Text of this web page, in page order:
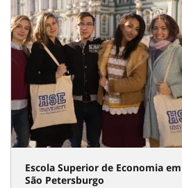
Escola Superior de Economia em
São Petersburgo